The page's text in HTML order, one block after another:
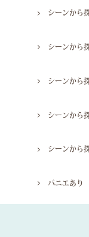
シーンから
シーンから
シーンから
シーンから
シーンから
パニエあり